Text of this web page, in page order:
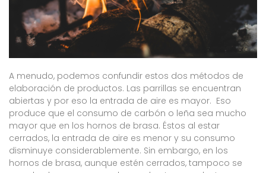
A menudo, podemos confundir estos dos métodos de
elaboración de productos. Las parrillas se encuentran
abiertas y por eso la entrada de aire es mayor. Eso
produce que el consumo de carbón o leña sea mucho
mayor que en los hornos de brasa. Éstos al estar
cerrados, la entrada de aire es menor y su consumo
disminuye considerablemente. Sin embargo, en los
hornos de brasa, aunque estén cerrados, tampoco se